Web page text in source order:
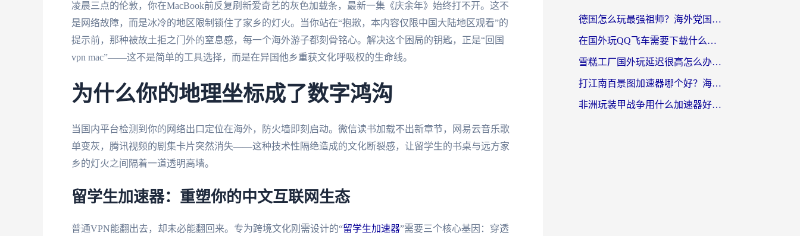
凌晨三点的伦敦，你在MacBook前反复刷新爱奇艺的灰色加载条，最新一集《庆余年》始终打不开。这不
是网络故障，而是冰冷的地区限制锁住了家乡的灯火。当你站在“抱歉，本内容仅限中国大陆地区观看”的
提示前，那种被故土拒之门外的窒息感，每一个海外游子都刻骨铭心。解决这个困局的钥匙，正是“回国
vpn mac”——这不是简单的工具选择，而是在异国他乡重获文化呼吸权的生命线。
为什么你的地理坐标成了数字鸿沟
当国内平台检测到你的网络出口定位在海外，防火墙即刻启动。微信读书加载不出新章节，网易云音乐歌
单变灰，腾讯视频的剧集卡片突然消失——这种技术性隔绝造成的文化断裂感，让留学生的书桌与远方家
乡的灯火之间隔着一道透明高墙。
留学生加速器：重塑你的中文互联网生态
普通VPN能翻出去，却未必能翻回来。专为跨境文化刚需设计的“留学生加速器”需要三个核心基因：穿透
德国怎么玩最强祖师？海外党国服游戏加速器选择全攻略（附宝可梦Online实测）
在国外玩QQ飞车需要下载什么加速器呢？海外党亲测有效的国服游戏加速指南
雪糕工厂国外玩延迟很高怎么办？海外玩家国服游戏加速终极攻略（附实测推荐）
打江南百景图加速器哪个好？海外党踩坑N次后，终于找到不卡的秘诀
非洲玩装甲战争用什么加速器好？海外党亲测有效的国服游戏加速方案